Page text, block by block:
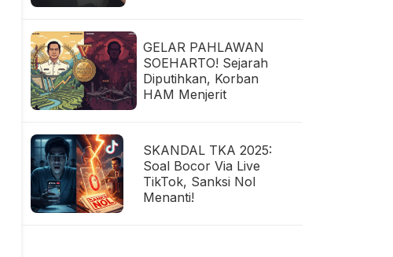
GELAR PAHLAWAN
SOEHARTO! Sejarah
Diputihkan, Korban
HAM Menjerit
SKANDAL TKA 2025:
Soal Bocor Via Live
TikTok, Sanksi Nol
Menanti!